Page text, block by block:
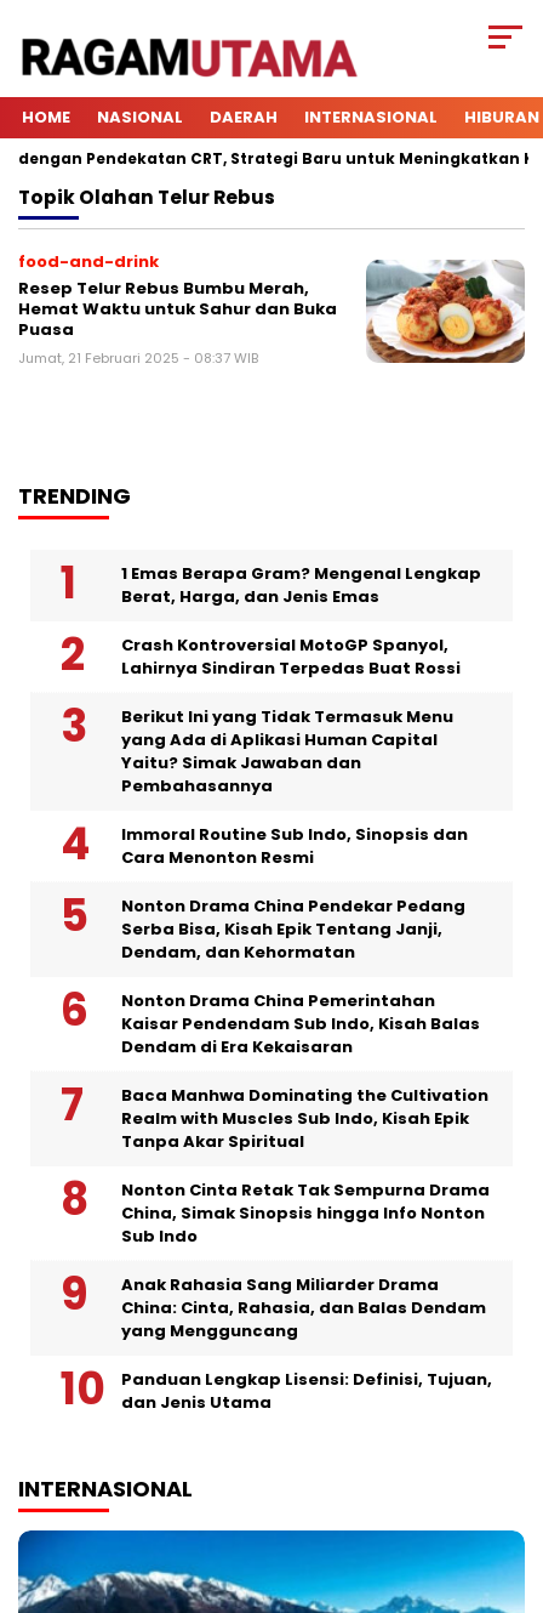
HOME NASIONAL DAERAH INTERNASIONAL HIBURAN
Pendekatan CRT, Strategi Baru untuk Meningkatkan
TopikOlahan Telur Rebus
food-and-drink
Resep Telur Rebus Bumbu Merah,
Hemat Waktu untuk Sahur dan Buka
Puasa
Jumat, 21 Februari 2025 - 08:37 WIB
TRENDING
1 Emas Berapa Gram? Mengenal Lengkap
Berat, Harga, dan Jenis Emas
Crash Kontroversial MotoGP Spanyol,
Lahirnya Sindiran Terpedas Buat Rossi
Berikut Ini yang Tidak Termasuk Menu
yang Ada di Aplikasi Human Capital
Yaitu? Simak Jawaban dan
Pembahasannya
Immoral Routine Sub Indo, Sinopsis dan
Cara Menonton Resmi
Nonton Drama China Pendekar Pedang
Serba Bisa, Kisah Epik Tentang Janji,
Dendam, dan Kehormatan
Nonton Drama China Pemerintahan
Kaisar Pendendam Sub Indo, Kisah Balas
Dendam di Era Kekaisaran
Baca Manhwa Dominating the Cultivation
Realm with Muscles Sub Indo, Kisah Epik
Tanpa Akar Spiritual
Nonton Cinta Retak Tak Sempurna Drama
China, Simak Sinopsis hingga Info Nonton
Sub Indo
Anak Rahasia Sang Miliarder Drama
China: Cinta, Rahasia, dan Balas Dendam
yang Mengguncang
Panduan Lengkap Lisensi: Definisi, Tujuan,
dan Jenis Utama
INTERNASIONAL